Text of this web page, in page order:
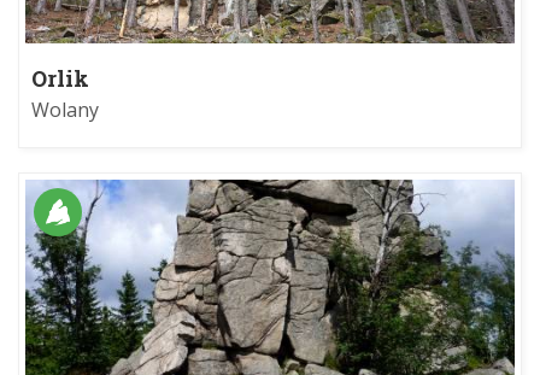
Orlik
Wolany